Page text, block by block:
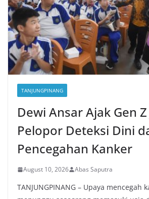
TANJUNGPINANG
Dewi Ansar Ajak Gen Z
Pelopor Deteksi Dini
Pencegahan Kanker
August 10, 2026 Abas Saputra
TANJUNGPINANG – Upaya mencegah